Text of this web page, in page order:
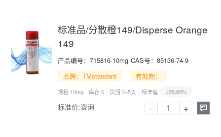
标准品/分散橙149/Disperse Orange
149
产品编号： 715816-10mg CAS号： 85136-74-9
品牌：TMstandard
有效期：
规格 10mg 库存 0 货期 3~5天 标准值 ≥95.89%
标准价:咨询 
- +